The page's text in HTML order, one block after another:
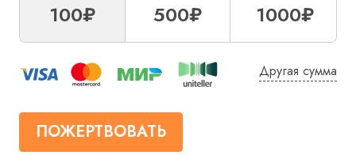
100₽ 500₽ 1000₽
Другая сумма
ПОЖЕРТВОВАТЬ